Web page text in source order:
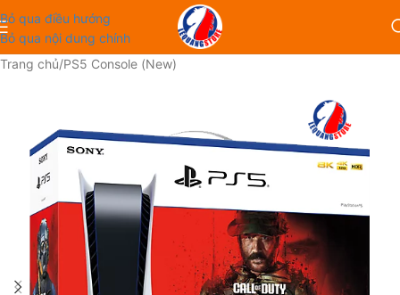
Bỏ qua điều hướng
Bỏ qua nội dung chính
Trang chủ/PS5 Console (New)